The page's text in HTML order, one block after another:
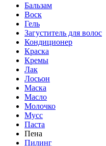
Бальзам
Воск
Гель
Загуститель для волос
Кондиционер
Краска
Кремы
Лак
Лосьон
Маска
Масло
Молочко
Мусс
Паста
Пена
Пилинг